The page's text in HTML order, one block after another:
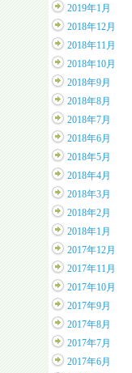
2019年1月
2018年12月
2018年11月
2018年10月
2018年9月
2018年8月
2018年7月
2018年6月
2018年5月
2018年4月
2018年3月
2018年2月
2018年1月
2017年12月
2017年11月
2017年10月
2017年9月
2017年8月
2017年7月
2017年6月